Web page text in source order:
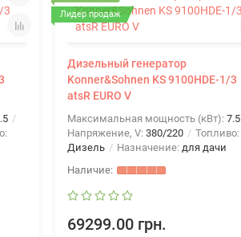
Лидер продаж
Дизельный генератор
Konner&Sohnen KS 9100HDE-1/3
atsR EURO V
Максимальная мощность (кВт): 7.5
Напряжение, V: 380/220
Топливо:
Дизель
Назначение: для дачи
69299.00 грн.